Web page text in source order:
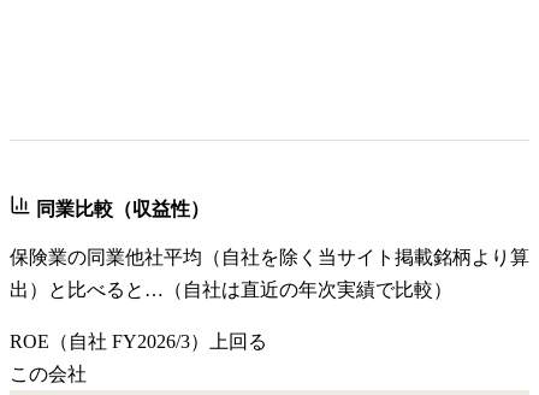
同業比較（収益性）
保険業の同業他社平均（自社を除く当サイト掲載銘柄より算
出）と比べると…（自社は直近の年次実績で比較）
ROE （自社 FY2026/3）
上回る
この会社